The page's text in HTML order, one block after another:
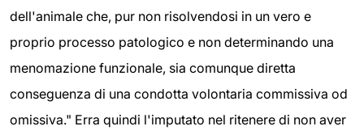
dell'animale che, pur non risolvendosi in un vero e
proprio processo patologico e non determinando una
menomazione funzionale, sia comunque diretta
conseguenza di una condotta volontaria commissiva od
omissiva." Erra quindi l'imputato nel ritenere di non aver